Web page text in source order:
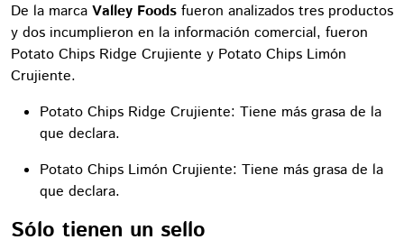
De la marca Valley Foods fueron analizados tres productos
y dos incumplieron en la información comercial, fueron
Potato Chips Ridge Crujiente y Potato Chips Limón
Crujiente.
Potato Chips Ridge Crujiente: Tiene más grasa de la
que declara.
Potato Chips Limón Crujiente: Tiene más grasa de la
que declara.
Sólo tienen un sello